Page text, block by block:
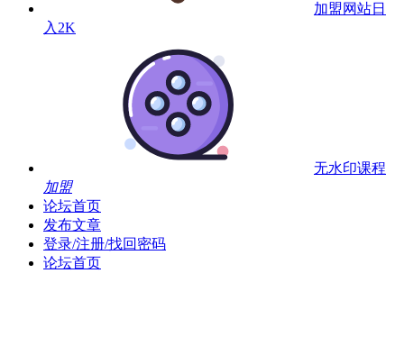
加盟网站日
入2K
无水印课程
加盟
论坛首页
发布文章
登录/注册/找回密码
论坛首页